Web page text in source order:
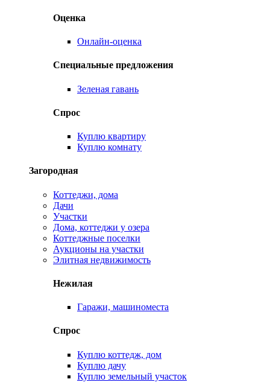
Оценка
Онлайн-оценка
Специальные предложения
Зеленая гавань
Спрос
Куплю квартиру
Куплю комнату
Загородная
Коттеджи, дома
Дачи
Участки
Дома, коттеджи у озера
Коттеджные поселки
Аукционы на участки
Элитная недвижимость
Нежилая
Гаражи, машиноместа
Спрос
Куплю коттедж, дом
Куплю дачу
Куплю земельный участок